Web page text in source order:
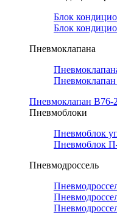
Блок
Блок
Пневмоклапана
Пневмоклапан В76-
Пневмоблоки
Пневмоблок
Пневмоблок
Пневмодроссель